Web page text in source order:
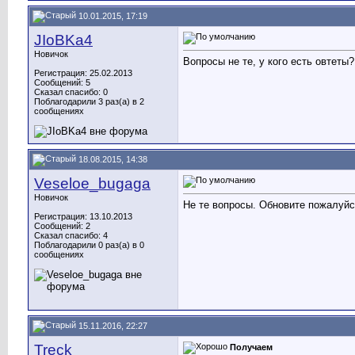
10.01.2015, 17:19
JIoBKa4
Новичок
Регистрация: 25.02.2013
Сообщений: 5
Сказал спасибо: 0
Поблагодарили 3 раз(а) в 2
сообщениях
Вопросы не те, у кого есть овтеты?
18.08.2015, 14:38
Veseloe_bugaga
Новичок
Регистрация: 13.10.2013
Сообщений: 2
Сказал спасибо: 4
Поблагодарили 0 раз(а) в 0
сообщениях
Не те вопросы. Обновите
15.11.2016, 22:27
Treck Получаем